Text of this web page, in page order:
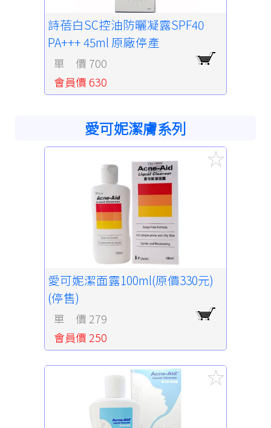
詩蓓白SC控油防曬凝露SPF40
PA+++ 45ml 原廠停產
單 價 700
會員價 630
愛可妮潔膚系列
愛可妮潔面露100ml(原價330元)
(停售)
單 價 279
會員價 250